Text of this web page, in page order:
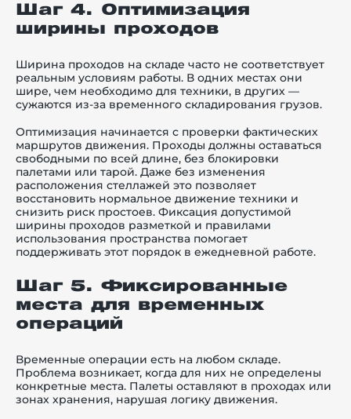
Шаг 4. Оптимизация
ширины проходов
Ширина проходов на складе часто не соответствует
реальным условиям работы. В одних местах они
шире, чем необходимо для техники, в других —
сужаются из-за временного складирования грузов.
Оптимизация начинается с проверки фактических
маршрутов движения. Проходы должны оставаться
свободными по всей длине, без блокировки
палетами или тарой. Даже без изменения
расположения стеллажей это позволяет
восстановить нормальное движение техники и
снизить риск простоев. Фиксация допустимой
ширины проходов разметкой и правилами
использования пространства помогает
поддерживать этот порядок в ежедневной работе.
Шаг 5. Фиксированные
места для временных
операций
Временные операции есть на любом складе.
Проблема возникает, когда для них не определены
конкретные места. Палеты оставляют в проходах или
зонах хранения, нарушая логику движения.